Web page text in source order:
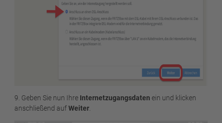
9. Geben Sie nun Ihre Internetzugangsdaten ein und klicken
anschließend aufWeiter